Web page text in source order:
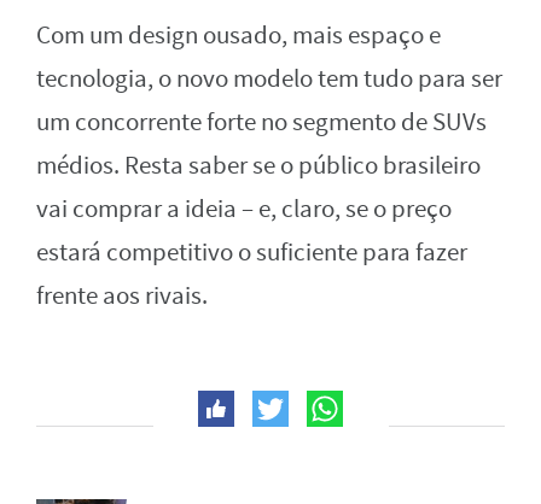
Com um design ousado, mais espaço e
tecnologia, o novo modelo tem tudo para ser
um concorrente forte no segmento de SUVs
médios. Resta saber se o público brasileiro
vai comprar a ideia – e, claro, se o preço
estará competitivo o suficiente para fazer
frente aos rivais.